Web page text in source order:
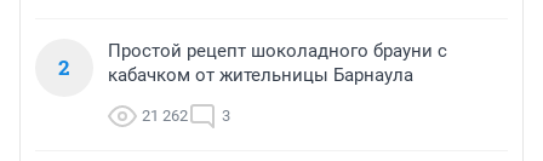
2
Простой рецепт шоколадного брауни с
кабачком от жительницы Барнаула
21 262 3